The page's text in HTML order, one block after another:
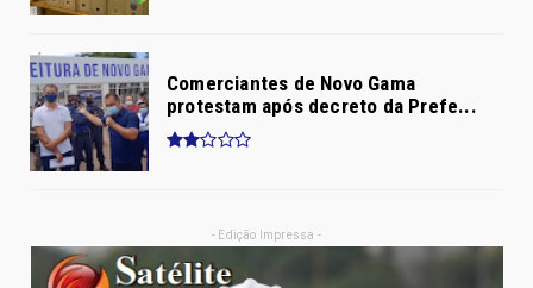
Comerciantes de Novo Gama
protestam após decreto da Prefe...
- Edição Impressa -